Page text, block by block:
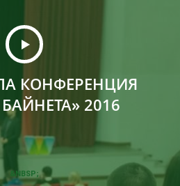
КОНФЕРЕНЦИЯ
2016
&NBSP;